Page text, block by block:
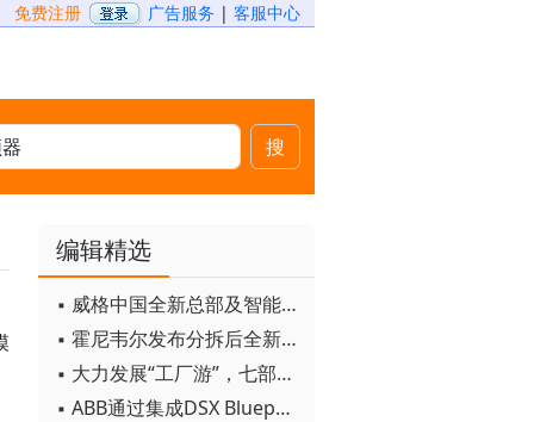
免费注册 广告服务 | 客服中心
搜
编辑精选
▪ 威格中国全新总部及智能工厂启用
▪ 霍尼韦尔发布分拆后全新品牌：霍尼韦尔科技与霍尼韦尔航空航天
▪ 大力发展“工厂游”，七部门联合发文！
▪ ABB通过集成DSX Blueprint AI基础设施，扩大与英伟达的合作